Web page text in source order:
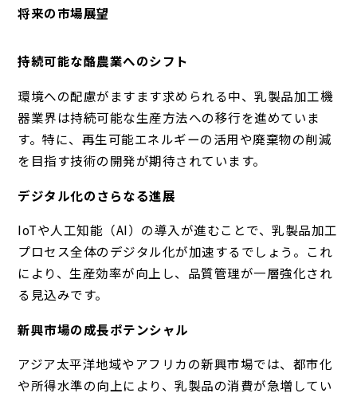
将来の市場展望
持続可能な酪農業へのシフト
環境への配慮がますます求められる中、乳製品加工機
器業界は持続可能な生産方法への移行を進めていま
す。特に、再生可能エネルギーの活用や廃棄物の削減
を目指す技術の開発が期待されています。
デジタル化のさらなる進展
IoTや人工知能（AI）の導入が進むことで、乳製品加工
プロセス全体のデジタル化が加速するでしょう。これ
により、生産効率が向上し、品質管理が一層強化され
る見込みです。
新興市場の成長ポテンシャル
アジア太平洋地域やアフリカの新興市場では、都市化
や所得水準の向上により、乳製品の消費が急増してい